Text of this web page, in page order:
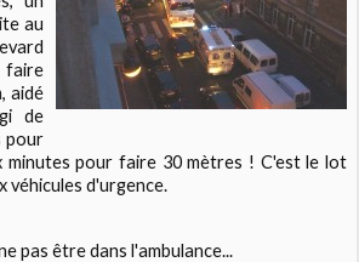
au
faire
aidé
de
pour
minutes pour faire 30 mètres ! C'est le lot
véhicules d'urgence.
pas être dans l'ambulance...